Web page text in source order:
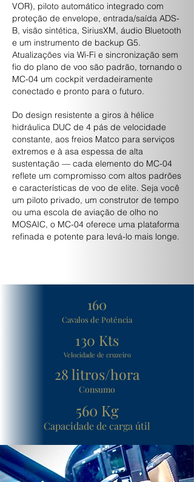
VOR), piloto automático integrado com
proteção de envelope, entrada/saída ADS-
B, visão sintética, SiriusXM, áudio Bluetooth
e um instrumento de backup G5.
Atualizações via Wi-Fi e sincronização sem
fio do plano de voo são padrão, tornando o
MC-04 um cockpit verdadeiramente
conectado e pronto para o futuro.
Do design resistente a giros à hélice
hidráulica DUC de 4 pás de velocidade
constante, aos freios Matco para serviços
extremos e à asa espessa de alta
sustentação — cada elemento do MC-04
reflete um compromisso com altos padrões
e características de voo de elite. Seja você
um piloto privado, um construtor de tempo
ou uma escola de aviação de olho no
MOSAIC, o MC-04 oferece uma plataforma
refinada e potente para levá-lo mais longe.
160
Cavalos de Potência
130 Kts
Velocidade de cruzeiro
28 litros/hora
Consumo
560 Kg
Capacidade decarga útil